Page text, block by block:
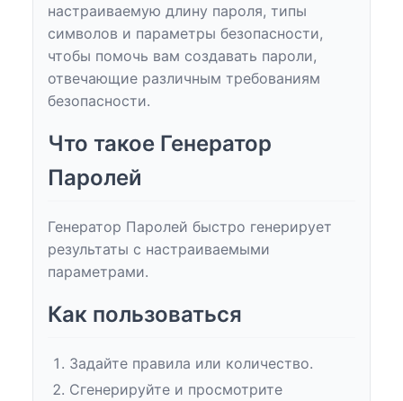
настраиваемую длину пароля, типы
символов и параметры безопасности,
чтобы помочь вам создавать пароли,
отвечающие различным требованиям
безопасности.
Что такое Генератор
Паролей
Генератор Паролей быстро генерирует
результаты с настраиваемыми
параметрами.
Как пользоваться
Задайте правила или количество.
Сгенерируйте и просмотрите